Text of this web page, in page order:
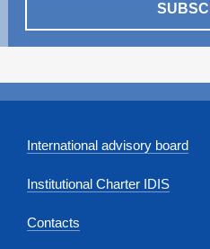
International advisory board
Institutional Charter IDIS
Contacts